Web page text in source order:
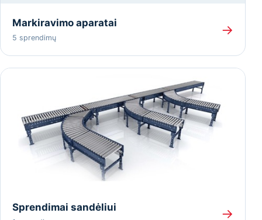
Markiravimo aparatai
5 sprendimų
→
Sprendimai sandėliui →